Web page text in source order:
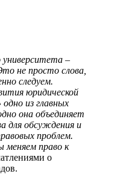
университета –
не просто слова,
следуем.
юридической
из главных
она объединяет
для обсуждения и
проблем.
меняем право к
о